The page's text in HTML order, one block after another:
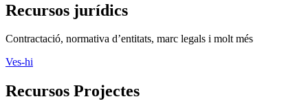
Recursos jurídics
Contractació, normativa d’entitats, marc legals i molt més
Ves-hi
Recursos Projectes